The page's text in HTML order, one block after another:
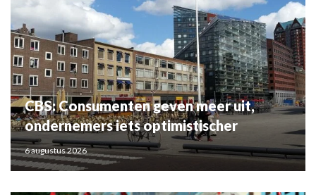
CBS: Consumenten geven meer uit,
ondernemers iets optimistischer
6 augustus 2026